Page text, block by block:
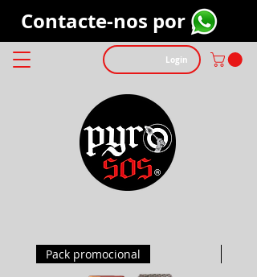
Login
Contacte-nos por
Pack promocional